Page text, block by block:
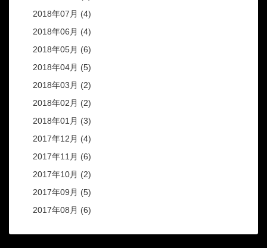
2018年07月 (4)
2018年06月 (4)
2018年05月 (6)
2018年04月 (5)
2018年03月 (2)
2018年02月 (2)
2018年01月 (3)
2017年12月 (4)
2017年11月 (6)
2017年10月 (2)
2017年09月 (5)
2017年08月 (6)